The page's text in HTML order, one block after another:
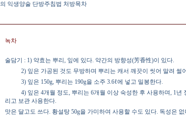
의 익생양술 단방주침법 처방목차
녹차
술담기 : 1) 약효는 뿌리, 잎에 있다. 약간의 방향성(芳香性)이 있다.
2) 잎은 가공된 것도 무방하며 뿌리는 캐서 깨끗이 씻어 말려 썰
3) 잎은 150g, 뿌리는 190g을 소주 3.6ℓ에 넣고 밀봉한다.
4) 잎은 4개월 정도, 뿌리는 6개월 이상 숙성한 후 사용하며, 1년
리고 보관 사용한다.
맛은 달고도 쓰다. 황설탕 50g을 가미하여 사용할 수도 있다. 독성은 없